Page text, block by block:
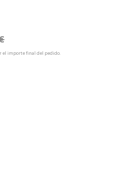
el importe final del pedido.